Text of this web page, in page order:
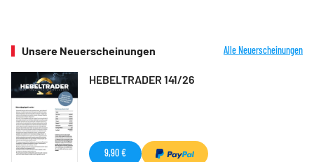
Unsere Neuerscheinungen Alle Neuerscheinungen
HEBELTRADER 141/26
9,90 €